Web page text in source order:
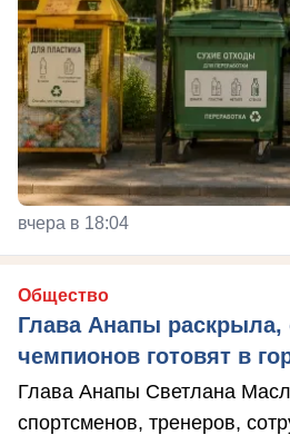
вчера в 18:04
Общество
Глава Анапы раскрыла,
чемпионов готовят в
Глава Анапы Светлана
спортсменов, тренеров,